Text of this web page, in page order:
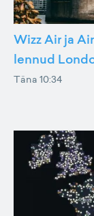
Wizz Air ja
lennud
Täna 10:34